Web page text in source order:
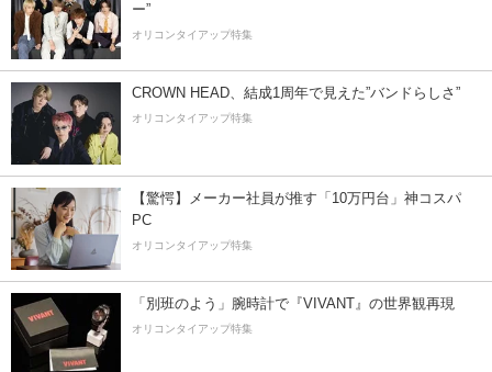
ー”
オリコンタイアップ特集
CROWN HEAD、結成1周年で見えた”バンドらしさ”
オリコンタイアップ特集
【驚愕】メーカー社員が推す「10万円台」神コスパ
PC
オリコンタイアップ特集
「別班のよう」腕時計で『VIVANT』の世界観再現
オリコンタイアップ特集